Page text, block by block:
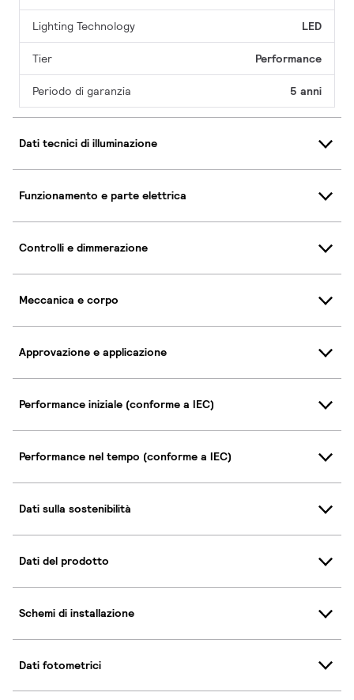
Lighting Technology LED
Tier Performance
Periodo di garanzia 5 anni
Dati tecnici di illuminazione
Funzionamento e parte elettrica
Controlli e dimmerazione
Meccanica e corpo
Approvazione e applicazione
Performance iniziale (conforme a IEC)
Performance nel tempo (conforme a IEC)
Dati sulla sostenibilità
Dati del prodotto
Schemi di installazione
Dati fotometrici